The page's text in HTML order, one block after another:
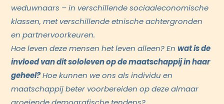
weduwnaars – in verschillende sociaaleconomische
klassen, met verschillende etnische achtergronden
en partnervoorkeuren.
Hoe leven deze mensen het leven alleen? Enwat is de
invloed van dit sololeven op de maatschappij in haar
geheel?Hoe kunnen we ons als individu en
maatschappij beter voorbereiden op deze almaar